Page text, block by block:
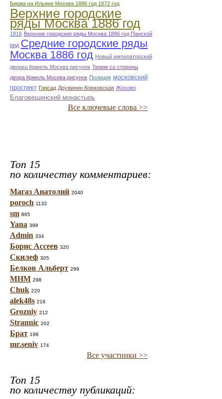
Биржа на Ильине Москва 1886 год 1872 год
Верхние городские
ряды Москва 1886 год
1816 Верхние городские ряды Москва 1886 год Панской
ряд Средние городские ряды
Москва 1886 год Новый императорский
дворец Крмель Москва рисунок Терем со стороны
двора Крмель Москва рисунок Полиция московский
проспект Горсад Дружинин Крюковская Жохово
Благовещенский монастырь
Все ключевые слова >>
Топ 15
по количеству комментариев:
Магаз Анатолий 2040
poroch 1132
sm 865
Yana 398
Admin 334
Борис Ассеев 320
Скилеф 305
Белков Альберт 299
МНМ 298
Chuk 220
alek48s 216
Grozniy 212
Strannic 202
Брат 198
mr.seniv 174
Все участники >>
Топ 15
по количеству публикаций: